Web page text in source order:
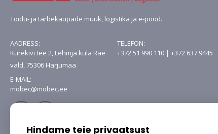
Toidu- ja tarbekaupade müük, logistika ja e-pood.
AADRESS:
Kurekivi tee 2, Lehmja küla Rae
vald, 75306 Harjumaa
TELEFON:
+372 51 990 110 | +372 637 9445
E-MAIL:
mobec@mobec.ee
Hindame teie privaatsust